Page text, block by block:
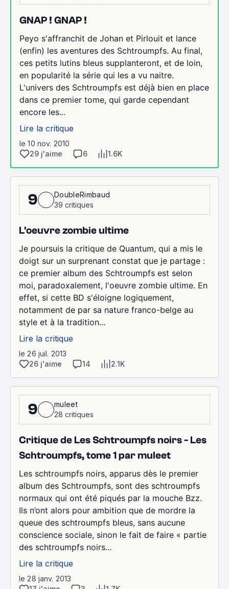
GNAP ! GNAP !
Peyo s'affranchit de Johan et Pirlouit et lance
(enfin) les aventures des Schtroumpfs. Au final,
ces petits lutins bleus supplanteront, et de loin,
en popularité la série qui les a vu naitre.
L'univers des Schtroumpfs est déjà bien en place
dans ce premier tome, qui garde cependant
encore les...
Lire la critique
le 10 nov. 2010
29 j'aime
6 1.6K
9
DoubleRimbaud
39 critiques
L'oeuvre zombie ultime
Je poursuis la critique de Quantum, qui a mis le
doigt sur un surprenant constat que je partage :
ce premier album des Schtroumpfs est selon
moi, paradoxalement, l'oeuvre zombie ultime. En
effet, si cette BD s'éloigne logiquement,
notamment de par sa nature franco-belge au
style et à la tradition...
Lire la critique
le 26 juil. 2013
26 j'aime
14 2.1K
9
muleet
28 critiques
Critique de Les Schtroumpfs noirs - Les
Schtroumpfs, tome 1 par muleet
Les schtroumpfs noirs, apparus dès le premier
album des Schtroumpfs, sont des schtroumpfs
normaux qui ont été piqués par la mouche Bzz.
Ils n’ont alors pour ambition que de mordre la
queue des schtroumpfs bleus, sans aucune
conscience sociale, sinon le fait de faire « partie
des schtroumpfs noirs...
Lire la critique
le 28 janv. 2013